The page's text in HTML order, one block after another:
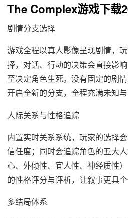
The Complex游戏下载
剧情分支选择
游戏全程以真人影像呈现剧情，
择，对话、行动的决策会直接影
至决定角色生死。没有固定的剧
开启全新的分支，全程充满未知与
人际关系与性格追踪
内置实时关系系统，玩家的选择
信任度；同时会追踪角色的五大
心、外倾性、宜人性、神经质性
的性格评分与评析，让叙事更具个
多结局体系